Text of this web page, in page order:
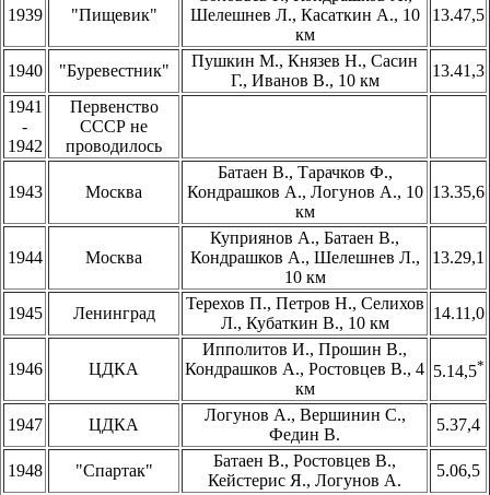
1939 "Пищевик"
Шелешнев Л., Касаткин А., 10
км
13.47,5
1940 "Буревестник"
Пушкин М., Князев Н., Сасин
Г., Иванов В., 10 км
13.41,3
1941
-
1942
Первенство
СССР не
проводилось
1943 Москва
Батаен В., Тарачков Ф.,
Кондрашков А., Логунов А., 10
км
13.35,6
1944 Москва
Куприянов А., Батаен В.,
Кондрашков А., Шелешнев Л.,
10 км
13.29,1
1945 Ленинград
Терехов П., Петров Н., Селихов
Л., Кубаткин В., 10 км
14.11,0
1946 ЦДКА
Ипполитов И., Прошин В.,
Кондрашков А., Ростовцев В., 4
км
5.14,5*
1947 ЦДКА
Логунов А., Вершинин С.,
Федин В.
5.37,4
1948 "Спартак"
Батаен В., Ростовцев В.,
Кейстерис Я., Логунов А.
5.06,5